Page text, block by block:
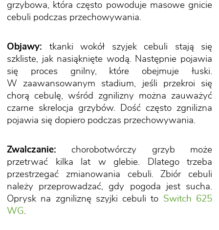
grzybowa, która często powoduje masowe gnicie
cebuli podczas przechowywania.
Objawy: tkanki wokół szyjek cebuli stają się
szkliste, jak nasiąknięte wodą. Następnie pojawia
się proces gnilny, które obejmuje łuski.
W zaawansowanym stadium, jeśli przekroi się
chorą cebulę, wśród zgnilizny można zauważyć
czarne skrelocja grzybów. Dość często zgnilizna
pojawia się dopiero podczas przechowywania.
Zwalczanie: chorobotwórczy grzyb może
przetrwać kilka lat w glebie. Dlatego trzeba
przestrzegać zmianowania cebuli. Zbiór cebuli
należy przeprowadzać, gdy pogoda jest sucha.
Oprysk na zgniliznę szyjki cebuli to Switch 625
WG.